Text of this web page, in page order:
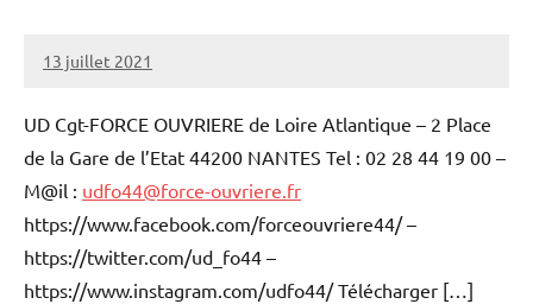
13 juillet 2021
SNFOLC44
UD Cgt-FORCE OUVRIERE de Loire Atlantique – 2 Place
de la Gare de l’Etat 44200 NANTES Tel : 02 28 44 19 00 –
M@il : udfo44@force-ouvriere.fr
https://www.facebook.com/forceouvriere44/ –
https://twitter.com/ud_fo44 –
https://www.instagram.com/udfo44/ Télécharger […]